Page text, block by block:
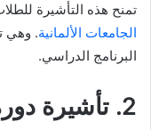
تمنح هذه التأشيرة
الجامعات الألمانية. وهي
البرنامج الدراسي.
2. تأشيرة دورة اللغة